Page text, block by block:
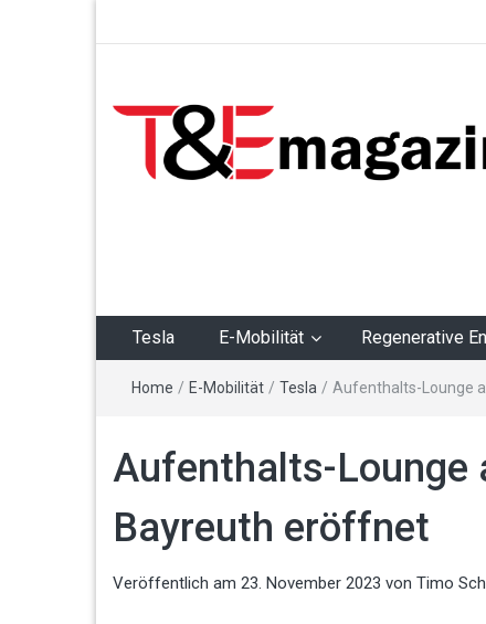
Regenerative
Tesla E-Mobilität Regenerative
Home / E-Mobilität / Tesla / Aufenthalts-Lounge
Aufenthalts-Lounge
Bayreuth eröffnet
Veröffentlich am 23. November 2023 von Timo